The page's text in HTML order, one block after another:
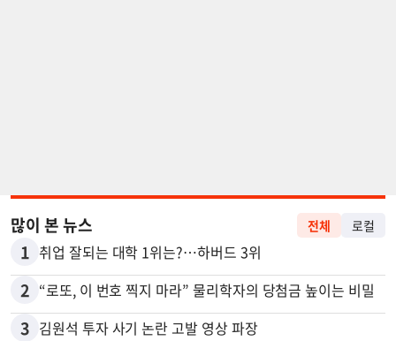
많이 본 뉴스 전체 로컬
1 취업 잘되는 대학 1위는?…하버드 3위
2 “로또, 이 번호 찍지 마라” 물리학자의 당첨금 높이는 비밀
3 김원석 투자 사기 논란 고발 영상 파장